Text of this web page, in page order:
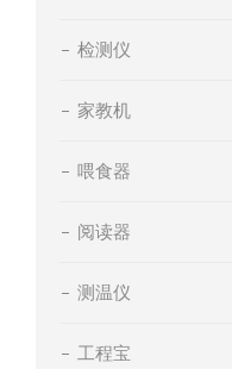
检测仪
家教机
喂食器
阅读器
测温仪
工程宝